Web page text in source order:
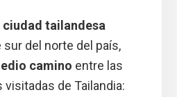
ciudad tailandesa
sur del norte del país,
camino entre las
de Tailandia: